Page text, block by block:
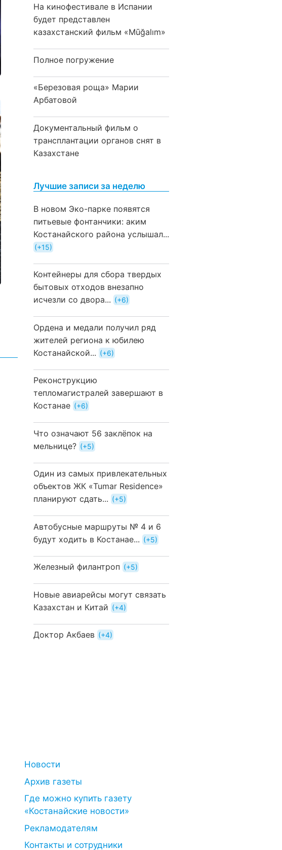
На кинофестивале в Испании
будет представлен
казахстанский фильм «Mūğalım»
Полное погружение
«Березовая роща» Марии
Арбатовой
Документальный фильм о
трансплантации органов снят в
Казахстане
Лучшие записи за неделю
В новом Эко-парке появятся
питьевые фонтанчики: аким
Костанайского района услышал...
+15
Контейнеры для сбора твердых
бытовых отходов внезапно
исчезли со двора...
+6
Ордена и медали получил ряд
жителей региона к юбилею
Костанайской...
+6
Реконструкцию
тепломагистралей завершают в
Костанае
+6
Что означают 56 заклёпок на
мельнице?
+5
Один из самых привлекательных
объектов ЖК «Tumar Residence»
планируют сдать...
+5
Автобусные маршруты № 4 и 6
будут ходить в Костанае...
+5
Железный филантроп +5
Новые авиарейсы могут связать
Казахстан и Китай
+4
Доктор Акбаев +4
Новости
Архив газеты
Где можно купить газету
«Костанайские новости»
Рекламодателям
Контакты и сотрудники